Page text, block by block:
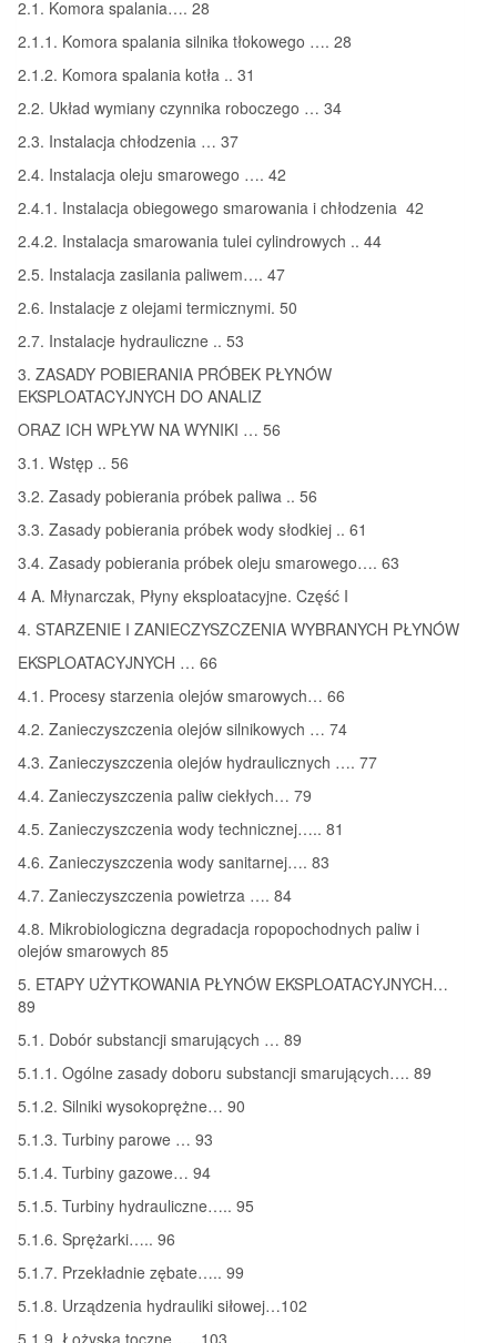
2.1. Komora spalania…. 28
2.1.1. Komora spalania silnika tłokowego …. 28
2.1.2. Komora spalania kotła .. 31
2.2. Układ wymiany czynnika roboczego … 34
2.3. Instalacja chłodzenia … 37
2.4. Instalacja oleju smarowego …. 42
2.4.1. Instalacja obiegowego smarowania i chłodzenia 42
2.4.2. Instalacja smarowania tulei cylindrowych .. 44
2.5. Instalacja zasilania paliwem…. 47
2.6. Instalacje z olejami termicznymi. 50
2.7. Instalacje hydrauliczne .. 53
3. ZASADY POBIERANIA PRÓBEK PŁYNÓW
EKSPLOATACYJNYCH DO ANALIZ
ORAZ ICH WPŁYW NA WYNIKI … 56
3.1. Wstęp .. 56
3.2. Zasady pobierania próbek paliwa .. 56
3.3. Zasady pobierania próbek wody słodkiej .. 61
3.4. Zasady pobierania próbek oleju smarowego…. 63
4 A. Młynarczak, Płyny eksploatacyjne. Część I
4. STARZENIE I ZANIECZYSZCZENIA WYBRANYCH PŁYNÓW
EKSPLOATACYJNYCH … 66
4.1. Procesy starzenia olejów smarowych… 66
4.2. Zanieczyszczenia olejów silnikowych … 74
4.3. Zanieczyszczenia olejów hydraulicznych …. 77
4.4. Zanieczyszczenia paliw ciekłych… 79
4.5. Zanieczyszczenia wody technicznej….. 81
4.6. Zanieczyszczenia wody sanitarnej…. 83
4.7. Zanieczyszczenia powietrza …. 84
4.8. Mikrobiologiczna degradacja ropopochodnych paliw i
olejów smarowych 85
5. ETAPY UŻYTKOWANIA PŁYNÓW EKSPLOATACYJNYCH…
89
5.1. Dobór substancji smarujących … 89
5.1.1. Ogólne zasady doboru substancji smarujących…. 89
5.1.2. Silniki wysokoprężne… 90
5.1.3. Turbiny parowe … 93
5.1.4. Turbiny gazowe… 94
5.1.5. Turbiny hydrauliczne….. 95
5.1.6. Sprężarki….. 96
5.1.7. Przekładnie zębate….. 99
5.1.8. Urządzenia hydrauliki siłowej…102
5.1.9. Łożyska toczne….. 103